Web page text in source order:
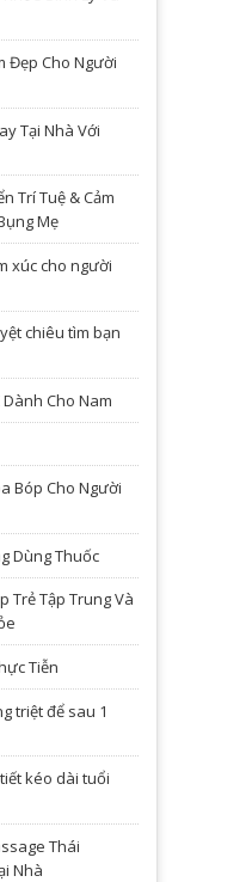
Đẹp Cho Người
Tại Nhà Với
Trí Tuệ & Cảm
Mẹ
xúc cho người
chiêu tìm bạn
Cho Nam
Bóp Cho Người
Dùng Thuốc
Trẻ Tập Trung Và
Tiễn
triệt để sau 1
kéo dài tuổi
Thái
Nhà